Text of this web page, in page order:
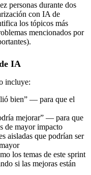
personas durante dos
con IA de
los tópicos más
mencionados por
IA
incluye:
bien” — para que el
mejorar” — para que
de mayor impacto
aisladas que podrían ser
los temas de este sprint
si las mejoras están